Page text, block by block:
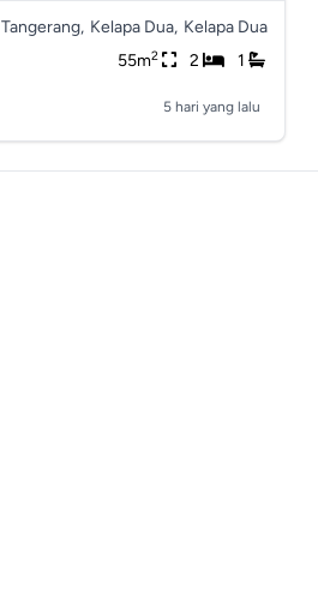
Kelapa Dua, Kelapa Dua
55m2 2 1
5 hari yang lalu